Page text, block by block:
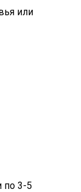
или
по 3-5